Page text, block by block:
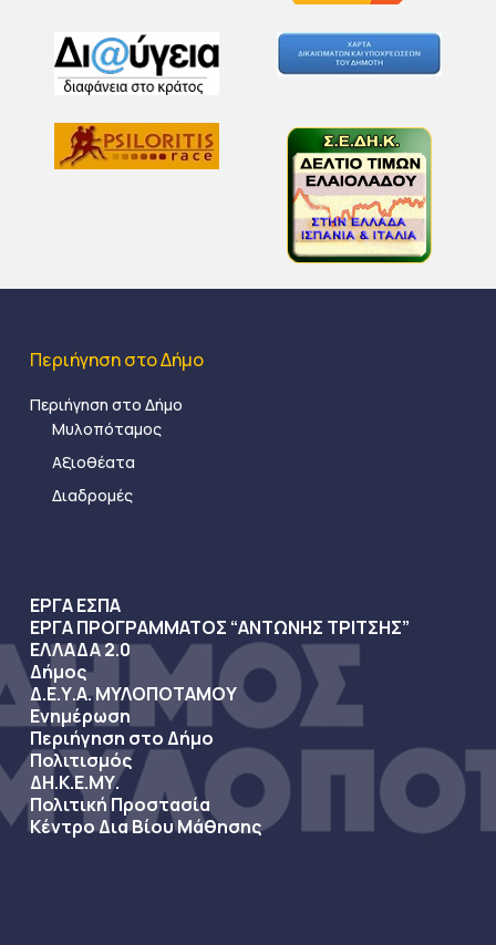
Περιήγηση στο Δήμο
Περιήγηση στο Δήμο
Μυλοπόταμος
Αξιοθέατα
Διαδρομές
ΕΡΓΑ ΕΣΠΑ
ΕΡΓΑ ΠΡΟΓΡΑΜΜΑΤΟΣ “ΑΝΤΩΝΗΣ ΤΡΙΤΣΗΣ”
ΕΛΛΑΔΑ 2.0
Δήμος
Δ.Ε.Υ.Α. ΜΥΛΟΠΟΤΑΜΟΥ
Ενημέρωση
Περιήγηση στο Δήμο
Πολιτισμός
ΔΗ.Κ.Ε.ΜΥ.
Πολιτική Προστασία
Κέντρο Δια Βίου Μάθησης